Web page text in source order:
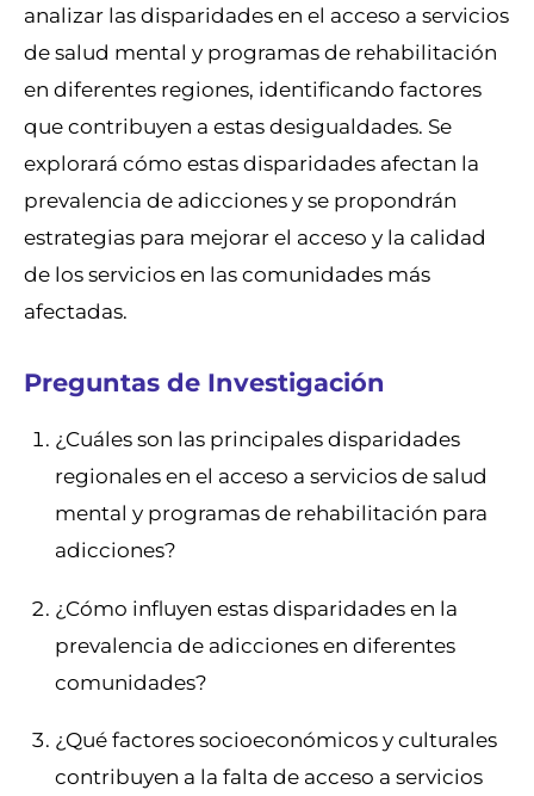
analizar las disparidades en el acceso a servicios
de salud mental y programas de rehabilitación
en diferentes regiones, identificando factores
que contribuyen a estas desigualdades. Se
explorará cómo estas disparidades afectan la
prevalencia de adicciones y se propondrán
estrategias para mejorar el acceso y la calidad
de los servicios en las comunidades más
afectadas.
Preguntas de Investigación
¿Cuáles son las principales disparidades
regionales en el acceso a servicios de salud
mental y programas de rehabilitación para
adicciones?
¿Cómo influyen estas disparidades en la
prevalencia de adicciones en diferentes
comunidades?
¿Qué factores socioeconómicos y culturales
contribuyen a la falta de acceso a servicios